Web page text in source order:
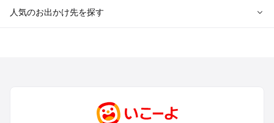
人気のお出かけ先を探す
関西のプールおでかけ